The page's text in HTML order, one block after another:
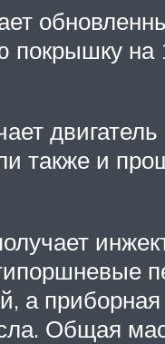
покрышку
также и
а
Общая